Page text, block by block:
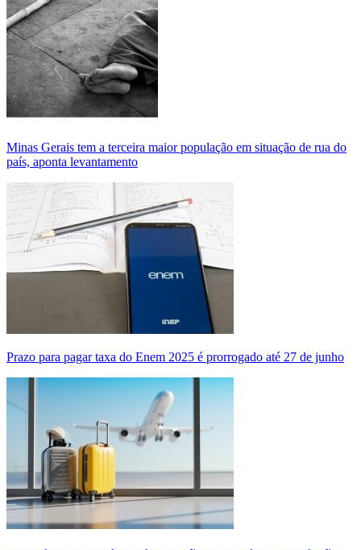
Minas Gerais tem a terceira maior população em situação de rua do
país, aponta levantamento
Prazo para pagar taxa do Enem 2025 é prorrogado até 27 de junho